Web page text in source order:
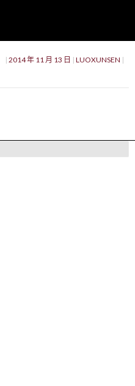
2014 年 11 月 13 日
LUOXUNSEN